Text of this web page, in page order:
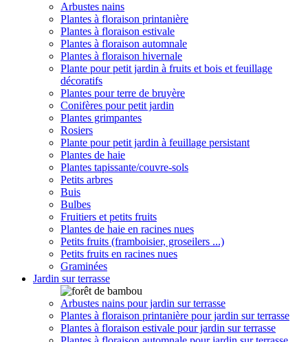
Arbustes nains
Plantes à floraison printanière
Plantes à floraison estivale
Plantes à floraison automnale
Plantes à floraison hivernale
Plante pour petit jardin à fruits et bois et feuillage
décoratifs
Plantes pour terre de bruyère
Conifères pour petit jardin
Plantes grimpantes
Rosiers
Plante pour petit jardin à feuillage persistant
Plantes de haie
Plantes tapissante/couvre-sols
Petits arbres
Buis
Bulbes
Fruitiers et petits fruits
Plantes de haie en racines nues
Petits fruits (framboisier, groseilers ...)
Petits fruits en racines nues
Graminées
Jardin sur terrasse
Arbustes nains pour jardin sur terrasse
Plantes à floraison printanière pour jardin sur terrasse
Plantes à floraison estivale pour jardin sur terrasse